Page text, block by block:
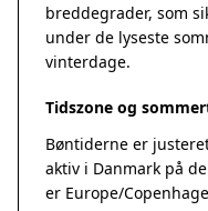
breddegrader, som
under de lyseste
vinterdage.
Tidszone og
Bøntiderne er
aktiv i Danmark på
er Europe/